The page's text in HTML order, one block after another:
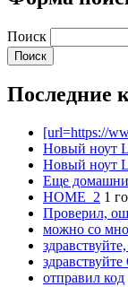
Поиск
Последние
[url=https://
Новый ноут
Новый ноут
Еще
HOME_2 1
Проверил,
можно со
отправил код